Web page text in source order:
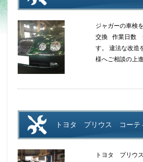
ジャガーの車検
交換 作業日数
す。 違法な改造
様へご相談の上進
トヨタ プリウス コーテ
トヨタ プリウ